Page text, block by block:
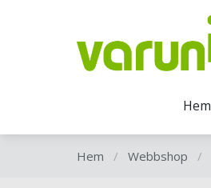
Hem
Hem / Webbshop /